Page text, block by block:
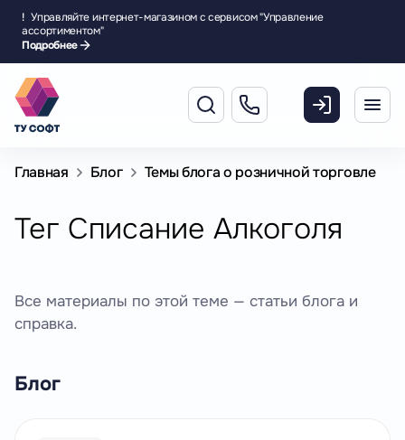
! Управляйте интернет-магазином с сервисом "Управление
ассортиментом"
Подробнее
Главная Блог Темы блога о розничной торговле
Тег Списание Алкоголя
Все материалы по этой теме — статьи блога и
справка.
Блог